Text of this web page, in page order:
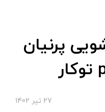
پرنیان
27 تير 1402